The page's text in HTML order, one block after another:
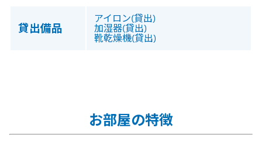
貸出備品
アイロン(貸出)
加湿器(貸出)
靴乾燥機(貸出)
お部屋の特徴